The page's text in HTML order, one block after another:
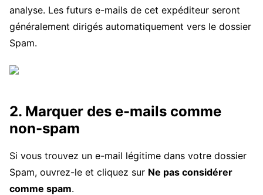
analyse. Les futurs e-mails de cet expéditeur seront
généralement dirigés automatiquement vers le dossier
Spam.
2. Marquer des e-mails comme
non-spam
Si vous trouvez un e-mail légitime dans votre dossier
Spam, ouvrez-le et cliquez sur Ne pas considérer
comme spam.